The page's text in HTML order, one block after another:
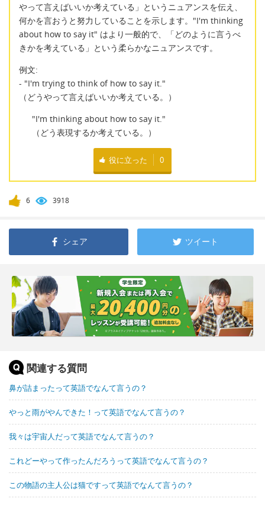
やって言えばいいか考えている」というニュアンスを伝え、
何かを言おうと努力していることを示します。"I'm thinking
about how to say it" はより一般的で、「どのように言うべ
きかを考えている」という柔らかなニュアンスです。
例文:
- "I'm trying to think of how to say it."
（どうやって言えばいいか考えている。）
"I'm thinking about how to say it."
（どう表現するか考えている。）
役に立った 0
6 3918
シェア ツイート
関連する質問
鼻が詰まったって英語でなんて言うの？
やっと雨がやんできた！って英語でなんて言うの？
我々は宇宙人だって英語でなんて言うの？
これどーやって作ったんだろうって英語でなんて言うの？
この物語の主人公は猫ですって英語でなんて言うの？